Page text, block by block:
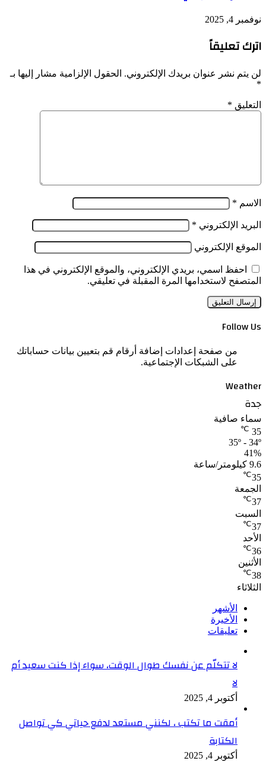
نوفمبر 4, 2025
اترك تعليقاً
لن يتم نشر عنوان بريدك الإلكتروني. الحقول الإلزامية مشار إليها بـ
*
التعليق *
الاسم *
البريد الإلكتروني *
الموقع الإلكتروني
احفظ اسمي، بريدي الإلكتروني، والموقع الإلكتروني في هذا
المتصفح لاستخدامها المرة المقبلة في تعليقي.
Follow Us
من صفحة إعدادات إضافة أرقام قم بتعيين بيانات حساباتك
على الشبكات الإجتماعية.
Weather
جدة
سماء صافية
35
℃
35º - 34º
41%
9.6 كيلومتر/ساعة
35
℃
الجمعة
37
℃
السبت
37
℃
الأحد
36
℃
الأثنين
38
℃
الثلاثاء
الأشهر
الأخيرة
تعليقات
لا تتكلّم عن نفسك طوال الوقت، سواء إذا كنت سعيد أم
لا
أكتوبر 4, 2025
أمقت ما تكتب ، لكنني مستعد لدفع حياتي كي تواصل
الكتابة
أكتوبر 4, 2025